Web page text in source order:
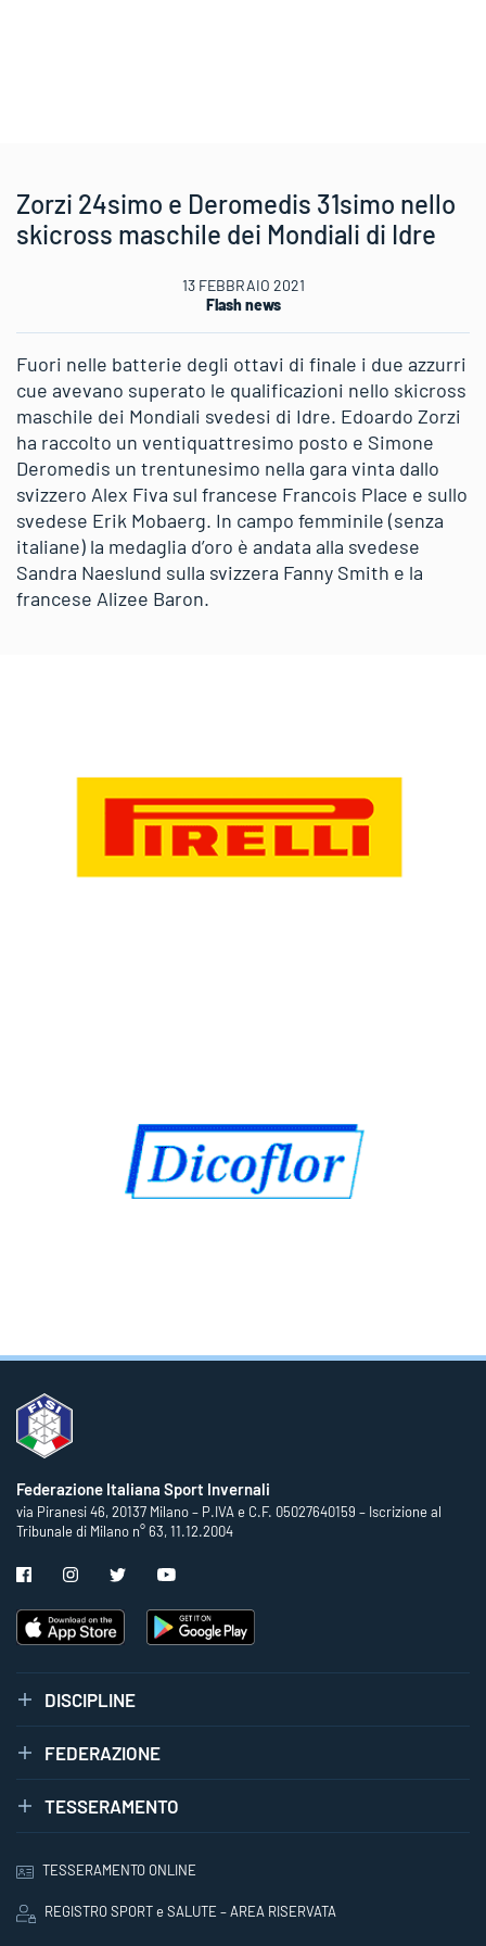
Zorzi 24simo e Deromedis 31simo nello
skicross maschile dei Mondiali di Idre
13 FEBBRAIO 2021
Flash news
Fuori nelle batterie degli ottavi di finale i due azzurri
cue avevano superato le qualificazioni nello skicross
maschile dei Mondiali svedesi di Idre. Edoardo Zorzi
ha raccolto un ventiquattresimo posto e Simone
Deromedis un trentunesimo nella gara vinta dallo
svizzero Alex Fiva sul francese Francois Place e sullo
svedese Erik Mobaerg. In campo femminile (senza
italiane) la medaglia d’oro è andata alla svedese
Sandra Naeslund sulla svizzera Fanny Smith e la
francese Alizee Baron.
Federazione Italiana Sport Invernali
via Piranesi 46, 20137 Milano – P.IVA e C.F. 05027640159 – Iscrizione al
Tribunale di Milano n° 63, 11.12.2004
DISCIPLINE
FEDERAZIONE
TESSERAMENTO
TESSERAMENTO ONLINE
REGISTRO SPORT e SALUTE – AREA RISERVATA